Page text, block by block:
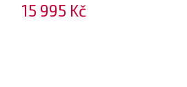
15 995 Kč